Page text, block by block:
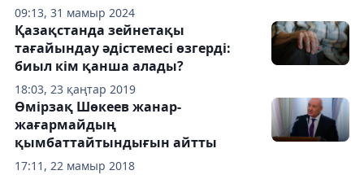
09:13, 31 мамыр 2024
18:03, 23 қаңтар 2019
Қазақстанда зейнетақы
тағайындау әдістемесі өзгерді:
биыл кім қанша алады?
17:11, 22 мамыр 2018
Өмірзақ Шөкеев жанар-
жағармайдың
қымбаттайтындығын айтты